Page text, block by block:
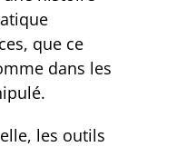
que ce
dans les
les outils